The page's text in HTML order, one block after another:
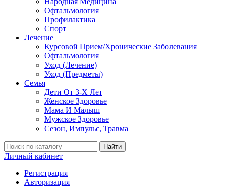
Офтальмология
Профилактика
Спорт
Лечение
Курсовой Прием/Хронические Заболевания
Офтальмология
Уход (Лечение)
Уход (Предметы)
Семья
Дети От 3-Х Лет
Женское Здоровье
Мама И Малыш
Мужское Здоровье
Сезон, Импульс, Травма
Найти
Личный кабинет
Регистрация
Авторизация